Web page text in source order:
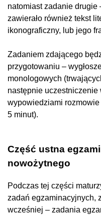
natomiast zadanie
zawierało również tekst
ikonograficzny, lub jego
Zadaniem zdającego
przygotowaniu –
monologowych
następnie uczestniczenie
‎wypowiedziami rozmowie
5 minut).
Część ustna
nowożytnego
Podczas tej części
zadań egzaminacyjnych,
wcześniej – zadania